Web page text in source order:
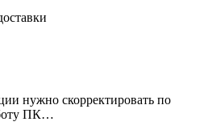
нужно скорректировать по
ПК…